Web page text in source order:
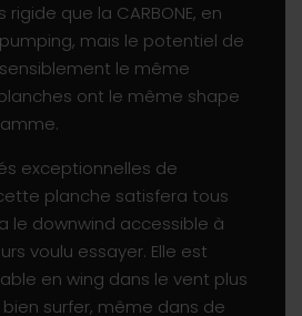
que la CARBONE, en
mais le potentiel de
le même
ont le même shape
exceptionnelles de
planche satisfera tous
le downwind accessible à
voulu essayer. Elle est
en wing dans le vent plus
surfer, même dans de